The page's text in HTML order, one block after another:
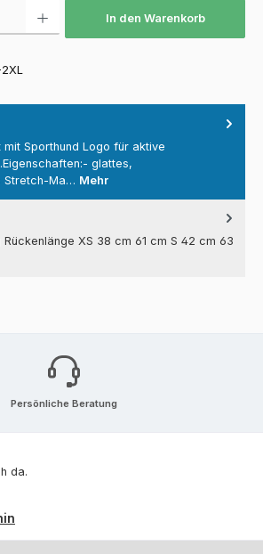
In den Warenkorb
Sporthund Logo für aktive
glattes,
Stretch-Ma… Mehr
XS 38 cm 61 cm S 42 cm 63
Persönliche Beratung
da.